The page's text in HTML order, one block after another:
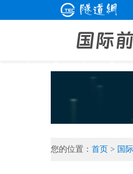
您的位置： 首页 > 国